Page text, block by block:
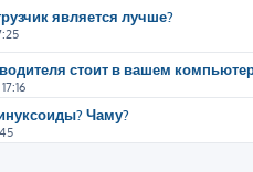
является лучше?
стоит в вашем
Чаму?